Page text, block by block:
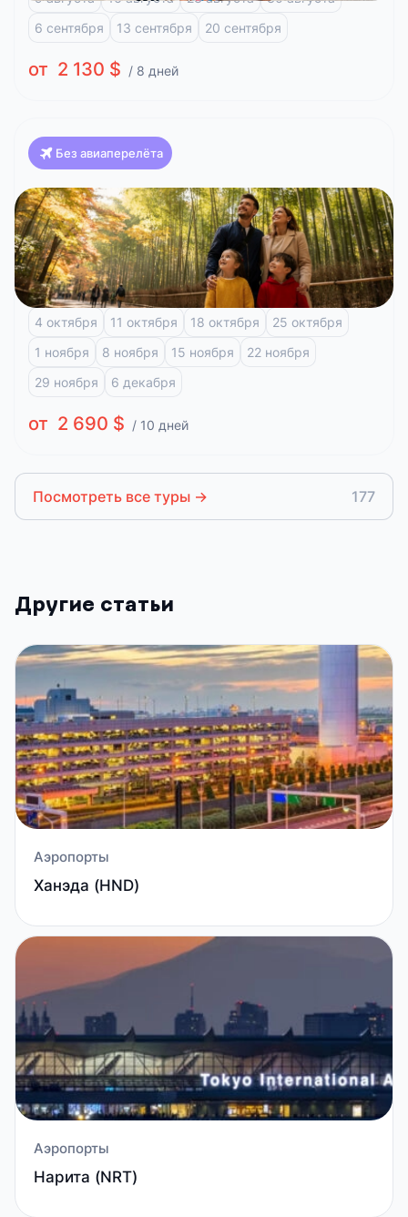
6 сентября
13 сентября 20 сентября
от 2 130 $ / 8 дней
Без авиаперелёта
Япония
Красоты Японии, Клёны (Токио-Токио)
Токио Фудзи-Кавагучико Киото
Арасияма
Хиросима
4 октября 11 октября 18 октября
25 октября
1 ноября
8 ноября 15 ноября
22 ноября
29 ноября
6 декабря
от 2 690 $ / 10 дней
Посмотреть все туры → 177
Другие статьи
Аэропорты
Ханэда (HND)
Аэропорты
Нарита (NRT)